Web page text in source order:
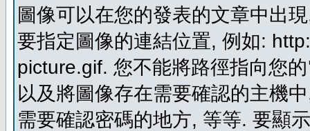
圖像可以在您的發表的文章中出
要指定圖像的連結位置, 例如:
picture.gif. 您不能將路徑指向您
以及將圖像存在需要確認的主機
需要確認密碼的地方, 等等. 要顯